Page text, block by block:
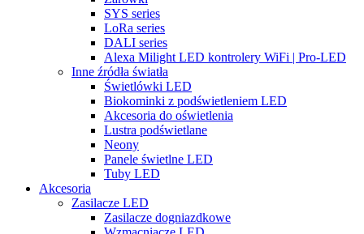
SYS series
LoRa series
DALI series
Alexa Milight LED kontrolery WiFi | Pro-LED
Inne źródła światła
Świetlówki LED
Biokominki z podświetleniem LED
Akcesoria do oświetlenia
Lustra podświetlane
Neony
Panele świetlne LED
Tuby LED
Akcesoria
Zasilacze LED
Zasilacze dogniazdkowe